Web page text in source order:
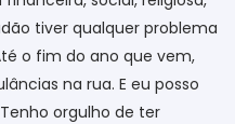
tiver qualquer problema
o fim do ano que vem,
na rua. E eu posso
orgulho de ter